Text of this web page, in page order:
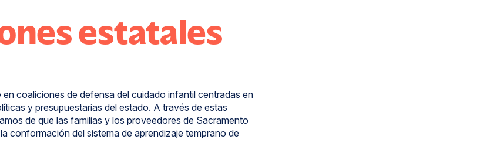
estatales
coaliciones de defensa del cuidado infantil centradas en
y presupuestarias del estado. A través de estas
de que las familias y los proveedores de Sacramento
conformación del sistema de aprendizaje temprano de